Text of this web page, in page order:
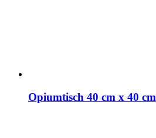
Opiumtisch 40 cm x 40 cm